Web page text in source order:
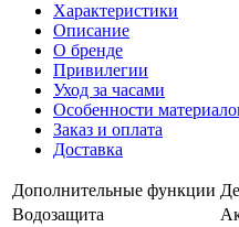
Характеристики
Описание
О бренде
Привилегии
Уход за часами
Особенности
Заказ и оплата
Доставка
Дополнительные функции
Водозащита